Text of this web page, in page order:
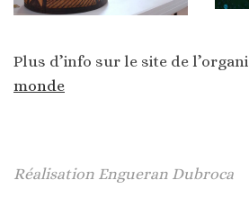
Plus d’info sur le site de
monde
Réalisation Engueran Dubroca